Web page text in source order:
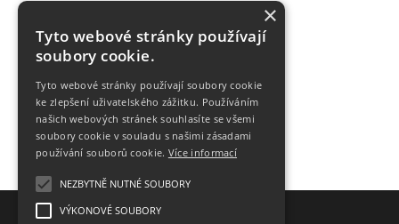
×
Tyto webové stránky používají
soubory cookie.
Tyto webové stránky používají soubory cookie
ke zlepšení uživatelského zážitku. Používáním
našich webových stránek souhlasíte se všemi
soubory cookie v souladu s našimi zásadami
používání souborů cookie. Více informací
NEZBYTNĚ NUTNÉ SOUBORY
VÝKONOVÉ SOUBORY